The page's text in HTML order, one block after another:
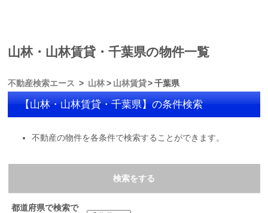
山林・山林賃貸・千葉県の物件一覧
不動産検索エース 山林 山林賃貸 千葉県
【山林・山林賃貸・千葉県】の条件検索
不動産の物件を各条件で検索することができます。
検索をする
都道府県で検索で